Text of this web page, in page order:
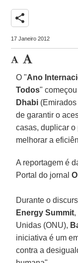
share
17 Janeiro 2012
O "Ano
Todos"
Dhabi
de garantir o
casas, duplicar
melhorar a
A reportagem é
Portal do jornal
Durante o
Energy Summit,
Unidas (ONU),
iniciativa é um
contra a